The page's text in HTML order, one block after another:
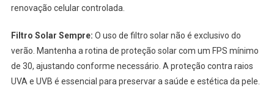
renovação celular controlada.
Filtro Solar Sempre: O uso de filtro solar não é exclusivo do
verão. Mantenha a rotina de proteção solar com um FPS mínimo
de 30, ajustando conforme necessário. A proteção contra raios
UVA e UVB é essencial para preservar a saúde e estética da pele.